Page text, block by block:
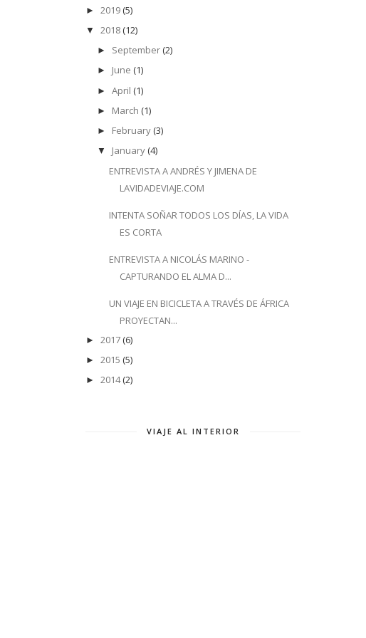
►2019 (5)
▼ 2018 (12)
► September (2)
► June (1)
► April (1)
► March (1)
► February (3)
▼ January (4)
ENTREVISTA A ANDRÉS Y JIMENA DE
LAVIDADEVIAJE.COM
INTENTA SOÑAR TODOS LOS DÍAS, LA VIDA
ES CORTA
ENTREVISTA A NICOLÁS MARINO -
CAPTURANDO EL ALMA D...
UN VIAJE EN BICICLETA A TRAVÉS DE ÁFRICA
PROYECTAN...
►2017 (6)
►2015 (5)
►2014(2)
VIAJE AL INTERIOR